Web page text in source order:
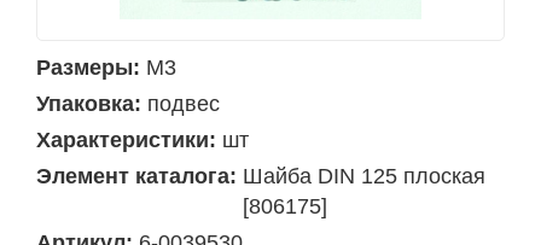
Размеры: М3
Упаковка: подвес
Характеристики: шт
Элемент каталога: Шайба DIN 125 плоская
[806175]